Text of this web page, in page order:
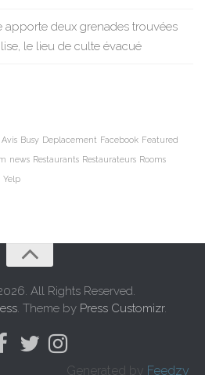
apporte deux grenades trouvées
le lieu de culte évacué
Avis Busy Deplacement Facebook Featured
news Restaurants Restaurateurs Rooms
Yelp
All Rights Reserved.
. Theme by Press Customizr.
Generated by Feedzy